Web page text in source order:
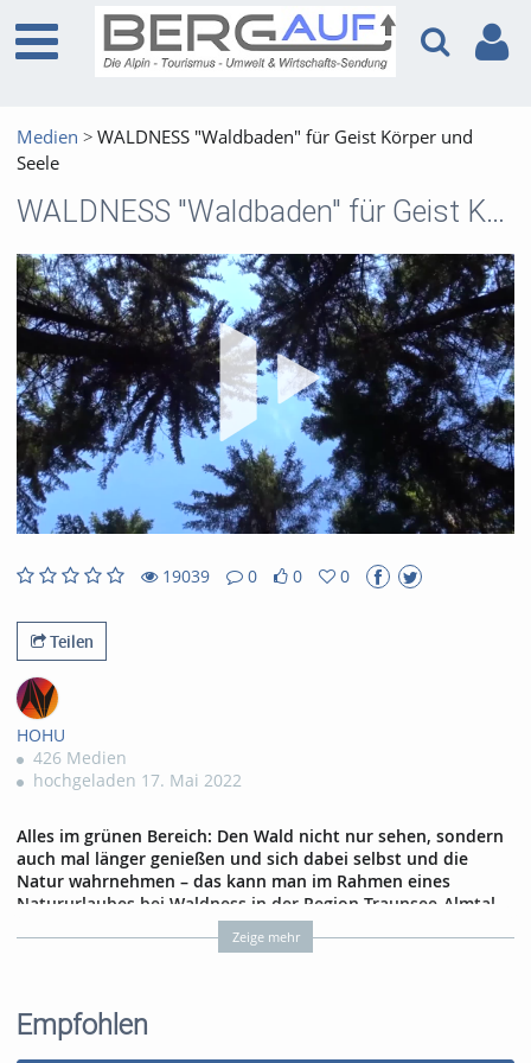
Medien
WALDNESS "Waldbaden" für Geist Körper und
Seele
WALDNESS "Waldbaden" für Geist Körper und Seele
19039
views
0
Kommentare
0
likes
0
favorites
Teilen
HOHU
426 Medien
hochgeladen 17. Mai 2022
Alles im grünen Bereich: Den Wald nicht nur sehen, sondern
auch mal länger genießen und sich dabei selbst und die
Natur wahrnehmen – das kann man im Rahmen eines
Natururlaubes bei Waldness in der Region Traunsee-Almtal
erleben. Doch auch im Mühlviertel oder im Wienerwald kann
man aus verschiedensten Angeboten wählen. Ab 2023 wird
Tags: bergauf
Zeige mehr
Empfohlen